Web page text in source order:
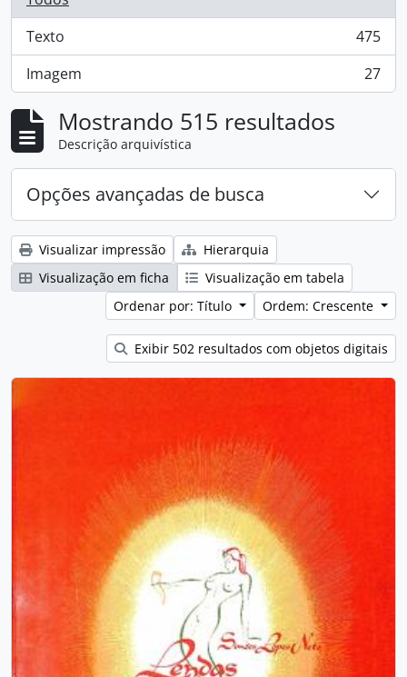
Texto
, 475 resultados
475
Imagem
, 27 resultados 27
Mostrando 515 resultados
Descrição arquivística
Opções avançadas de busca
Visualizar impressão
Hierarquia
Visualização em ficha
Visualização em tabela
Ordenar por: Título
Ordem: Crescente
Exibir 502 resultados com objetos digitais